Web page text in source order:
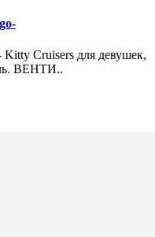
Cruisers для девушек,
ВЕНТИ..